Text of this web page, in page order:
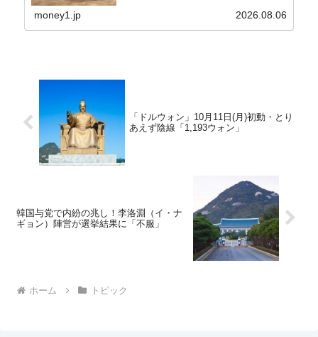
から以下に一部を引きます。2005年に初めて...
money1.jp 2026.08.06
「ドルウォン」10月11日(月)初動・とり
あえず陰線「1,193ウォン」
韓国与党で内紛の兆し！李洛淵（イ・ナ
ギョン）陣営が選挙結果に「不服」
ホーム トピック